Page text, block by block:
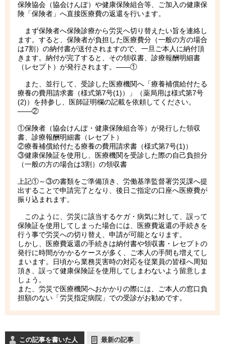
保険協会（協会けんぽ）や健康保険組合等、ご加入の健康保
険「保険者」へ直接医療費の返還を行います。
まず保険者へ保険診療から労災へ切り替えたい旨を連絡し
ます。すると、保険者が負担した医療費分（一般の方の場合
は7割）の納付書が送付されますので、一旦ご本人に納付頂
きます。納付が完了すると、その領収書、診療報酬明細書
（レセプト）が発行されます。――①
また、並行して、受診した医療機関へ「療養補償給付たる
療養の費用請求書（様式第7号(1)）」（薬局用は様式第7号
(2)）を持参し、医師証明欄の記載を依頼してください。
――②
①保険者（協会けんぽ・健康保険組合等）が発行した領収
書、診療報酬明細書（レセプト）
②療養補償給付たる療養の費用請求書（様式第7号(1)）
③健康保険証を使用し、医療機関を受診した際の自己負担分
（一般の方の場合は3割）の領収書
上記①～③の書類をご準備頂き、労働基準監督署労災課へ提
出することで申請完了となり、後日ご指定の口座へ医療費が
振り込まれます。
このように、労災に該当するケガ・病気に対して、誤って
保険証を使用してしまった場合には、医療費返還の手続きを
行う事で労災への切り替え、申請が可能となります。
しかし、医療費返還の手続きは納付書や領収書・レセプトの
発行に時間がかかるケースが多く、ご本人の手間も増えてし
まいます。日頃から業務災害時の対応を従業員の皆様へ周知
頂き、誤って健康保険証を使用してしまわないよう留意しま
しょう。
また、労災で医療機関へおかかりの際には、ご本人の窓口負
担額のない「労災指定病院」での受診がお勧めです。
この記事を書いた人 最新の記事